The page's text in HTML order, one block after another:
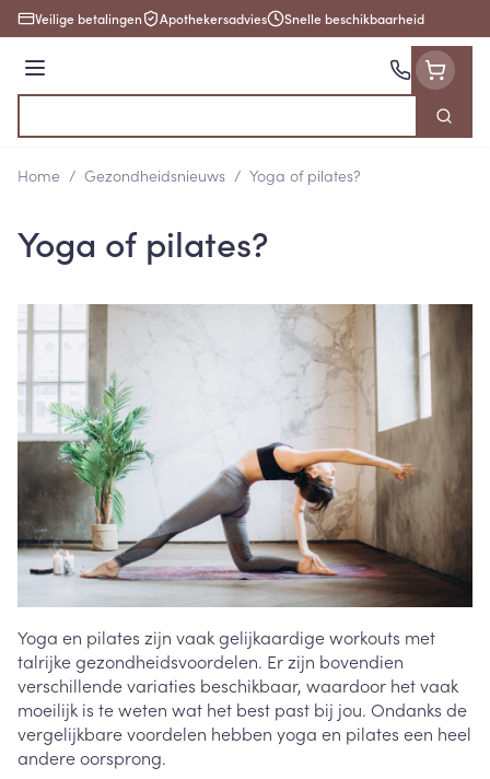
Ga naar de inhoud
Veilige betalingen Apothekersadvies Snelle beschikbaarheid
Menu
Zoek
Home / Gezondheidsnieuws / Yoga of pilates?
Yoga of pilates?
Yoga en pilates zijn vaak gelijkaardige workouts met
talrijke gezondheidsvoordelen. Er zijn bovendien
verschillende variaties beschikbaar, waardoor het vaak
moeilijk is te weten wat het best past bij jou. Ondanks de
vergelijkbare voordelen hebben yoga en pilates een heel
andere oorsprong.